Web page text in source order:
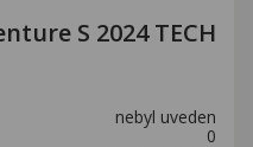
S 2024 TECH
nebyl uveden
0